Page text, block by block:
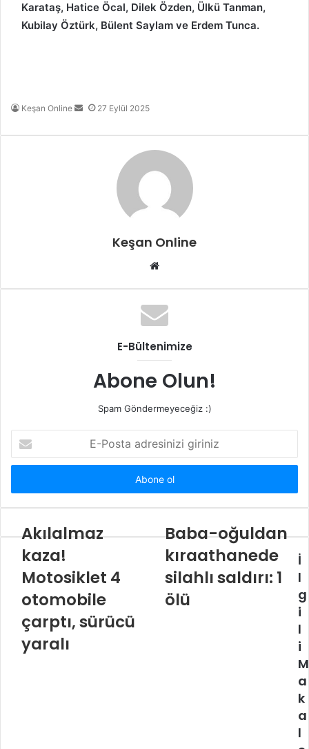
Karataş, Hatice Öcal, Dilek Özden, Ülkü Tanman,
Kubilay Öztürk, Bülent Saylam ve Erdem Tunca.
Keşan Online
Bir
posta
27 Eylül 2025
Keşan Online
Web
E-Bültenimize
Abone Olun!
Spam Göndermeyeceğiz :)
Posta
adresinizi
Akılalmaz
kaza!
Motosiklet 4
otomobile
çarptı, sürücü
yaralı
Baba-oğuldan
kıraathanede
silahlı saldırı: 1
ölü
İ
l
g
i
l
i
M
a
k
a
l